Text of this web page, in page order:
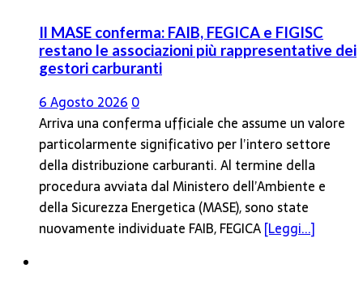
Il MASE conferma: FAIB, FEGICA e FIGISC
restano le associazioni più rappresentative dei
gestori carburanti
6 Agosto 20260
Arriva una conferma ufficiale che assume un valore
particolarmente significativo per l’intero settore
della distribuzione carburanti. Al termine della
procedura avviata dal Ministero dell’Ambiente e
della Sicurezza Energetica (MASE), sono state
nuovamente individuate FAIB, FEGICA[Leggi...]